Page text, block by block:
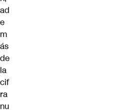
ad
e
m
ás
de
la
cif
ra
nu